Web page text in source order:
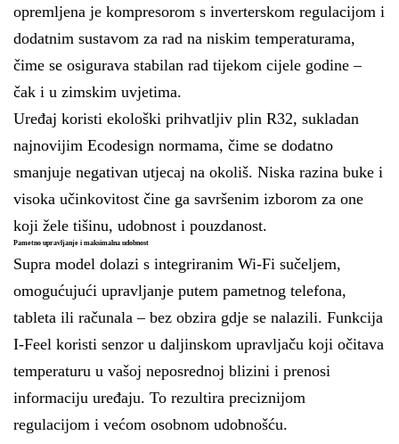
opremljena je kompresorom s inverterskom regulacijom i
dodatnim sustavom za rad na niskim temperaturama,
čime se osigurava stabilan rad tijekom cijele godine –
čak i u zimskim uvjetima.
Uređaj koristi ekološki prihvatljiv plin R32, sukladan
najnovijim Ecodesign normama, čime se dodatno
smanjuje negativan utjecaj na okoliš. Niska razina buke i
visoka učinkovitost čine ga savršenim izborom za one
koji žele tišinu, udobnost i pouzdanost.
Pametno upravljanje i maksimalna udobnost
Supra model dolazi s integriranim Wi-Fi sučeljem,
omogućujući upravljanje putem pametnog telefona,
tableta ili računala – bez obzira gdje se nalazili. Funkcija
I-Feel koristi senzor u daljinskom upravljaču koji očitava
temperaturu u vašoj neposrednoj blizini i prenosi
informaciju uređaju. To rezultira preciznijom
regulacijom i većom osobnom udobnošću.